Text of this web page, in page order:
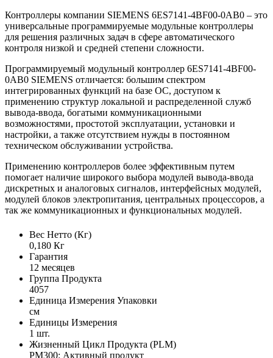
Контроллеры компании SIEMENS 6ES7141-4BF00-0AB0 – это
универсальные программируемые модульные контроллеры
для решения различных задач в сфере автоматического
контроля низкой и средней степени сложности.
Программируемый модульный контроллер 6ES7141-4BF00-
0AB0 SIEMENS отличается: большим спектром
интегрированных функций на базе ОС, доступом к
применению структур локальной и распределенной служб
вывода-ввода, богатыми коммуникационными
возможностями, простотой эксплуатации, установки и
настройки, а также отсутствием нужды в постоянном
техническом обслуживании устройства.
Применению контроллеров более эффективным путем
помогает наличие широкого выбора модулей вывода-ввода
дискретных и аналоговых сигналов, интерфейсных модулей,
модулей блоков электропитания, центральных процессоров, а
так же коммуникационных и функциональных модулей.
Вес Нетто (Кг)
0,180 Кг
Гарантия
12 месяцев
Группа Продукта
4057
Единица Измерения Упаковки
см
Единицы Измерения
1 шт.
Жизненный Цикл Продукта (PLM)
PM300: Активный продукт